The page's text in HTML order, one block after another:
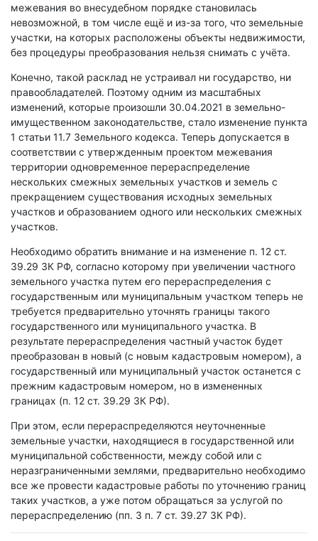
межевания во внесудебном порядке становилась
невозможной, в том числе ещё и из-за того, что земельные
участки, на которых расположены объекты недвижимости,
без процедуры преобразования нельзя снимать с учёта.
Конечно, такой расклад не устраивал ни государство, ни
правообладателей. Поэтому одним из масштабных
изменений, которые произошли 30.04.2021 в земельно-
имущественном законодательстве, стало изменение пункта
1 статьи 11.7 Земельного кодекса. Теперь допускается в
соответствии с утвержденным проектом межевания
территории одновременное перераспределение
нескольких смежных земельных участков и земель с
прекращением существования исходных земельных
участков и образованием одного или нескольких смежных
участков.
Необходимо обратить внимание и на изменение п. 12 ст.
39.29 ЗК РФ, согласно которому при увеличении частного
земельного участка путем его перераспределения с
государственным или муниципальным участком теперь не
требуется предварительно уточнять границы такого
государственного или муниципального участка. В
результате перераспределения частный участок будет
преобразован в новый (с новым кадастровым номером), а
государственный или муниципальный участок останется с
прежним кадастровым номером, но в измененных
границах (п. 12 ст. 39.29 ЗК РФ).
При этом, если перераспределяются неуточненные
земельные участки, находящиеся в государственной или
муниципальной собственности, между собой или с
неразграниченными землями, предварительно необходимо
все же провести кадастровые работы по уточнению границ
таких участков, а уже потом обращаться за услугой по
перераспределению (пп. 3 п. 7 ст. 39.27 ЗК РФ).